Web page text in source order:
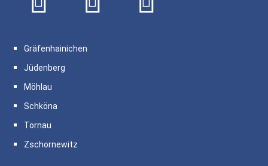
Gräfenhainichen
Jüdenberg
Möhlau
Schköna
Tornau
Zschornewitz